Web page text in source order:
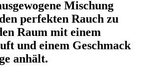
Mischung
perfekten Rauch zu
Raum mit einem
und einem Geschmack
anhält.